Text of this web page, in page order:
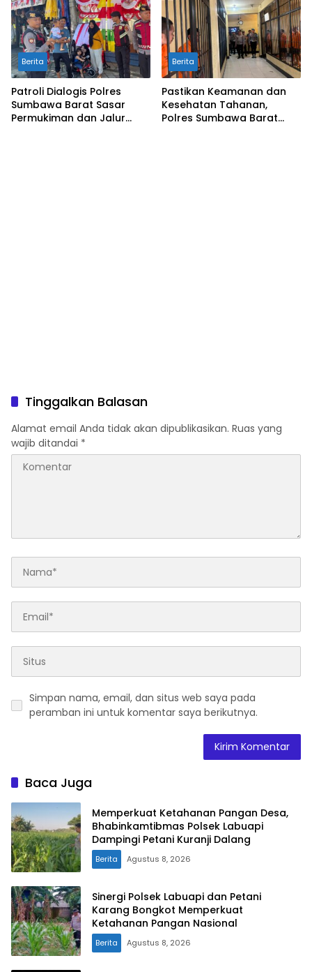
Berita
Patroli Dialogis Polres
Sumbawa Barat Sasar
Permukiman dan Jalur
Berita
Pastikan Keamanan dan
Kesehatan Tahanan,
Polres Sumbawa Barat
Tinggalkan Balasan
Alamat email Anda tidak akan dipublikasikan. Ruas yang
wajib ditandai *
Simpan nama, email, dan situs web saya pada
peramban ini untuk komentar saya berikutnya.
Baca Juga
Memperkuat Ketahanan Pangan Desa,
Bhabinkamtibmas Polsek Labuapi
Dampingi Petani Kuranji Dalang
Berita Agustus 8, 2026
Sinergi Polsek Labuapi dan Petani
Karang Bongkot Memperkuat
Ketahanan Pangan Nasional
Berita Agustus 8, 2026